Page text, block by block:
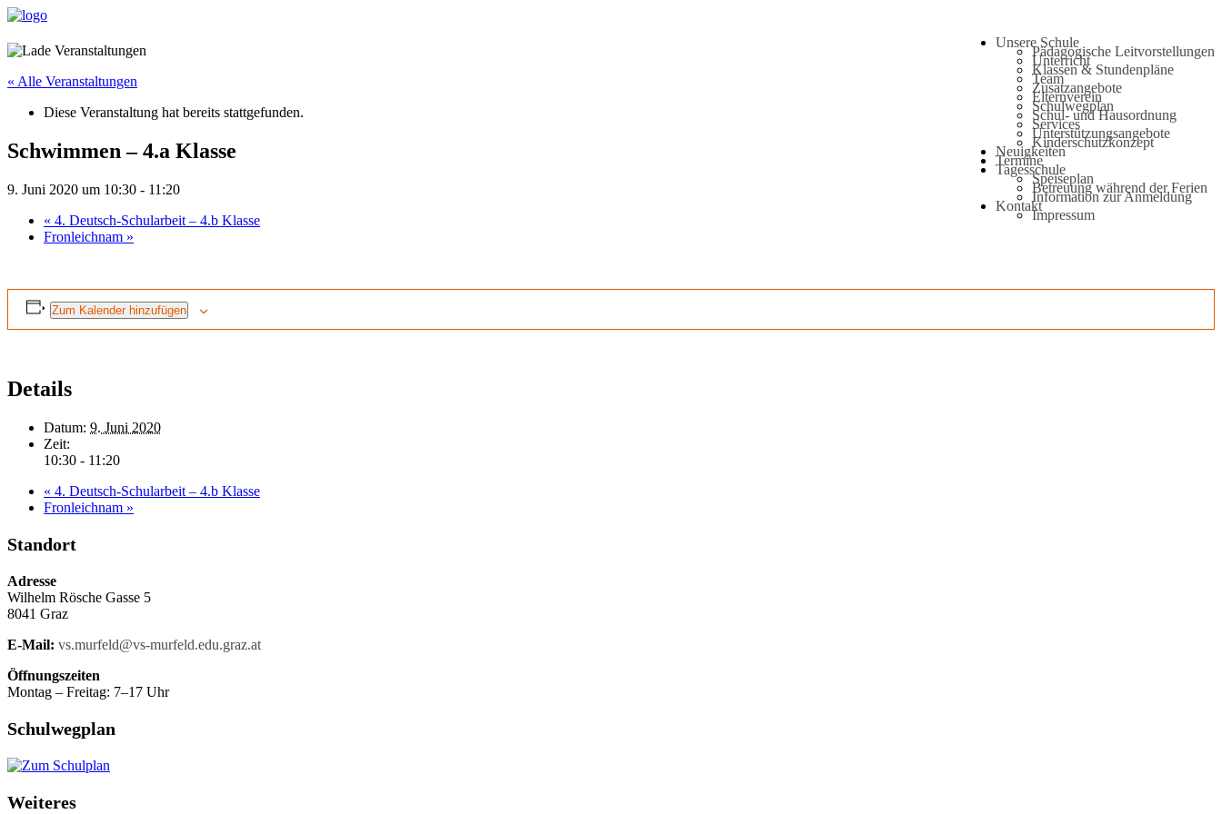
Unsere Schule
Pädagogische Leitvorstellungen
Unterricht
Klassen & Stundenpläne
Team
Zusatzangebote
Elternverein
Schulwegplan
Schul- und Hausordnung
Services
Unterstützungsangebote
Kinderschutzkonzept
Neuigkeiten
Termine
Tagesschule
Speiseplan
Betreuung während der Ferien
Information zur Anmeldung
Kontakt
Impressum
« Alle Veranstaltungen
Diese Veranstaltung hat bereits stattgefunden.
Schwimmen – 4.a Klasse
9. Juni 2020 um 10:30 - 11:20
« 4. Deutsch-Schularbeit – 4.b Klasse
Fronleichnam »
Zum Kalender hinzufügen
Details
Datum: 9. Juni 2020
Zeit:
10:30 - 11:20
« 4. Deutsch-Schularbeit – 4.b Klasse
Fronleichnam »
Standort
Adresse
Wilhelm Rösche Gasse 5
8041 Graz
E-Mail: vs.murfeld@vs-murfeld.edu.graz.at
Öffnungszeiten
Montag – Freitag: 7–17 Uhr
Schulwegplan
Weiteres